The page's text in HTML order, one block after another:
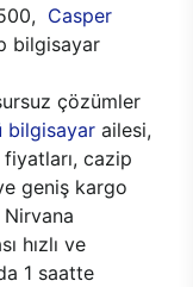
Casper
bilgisayar
çözümler
bilgisayar ailesi,
cazip
geniş kargo
Nirvana
hızlı ve
1 saatte